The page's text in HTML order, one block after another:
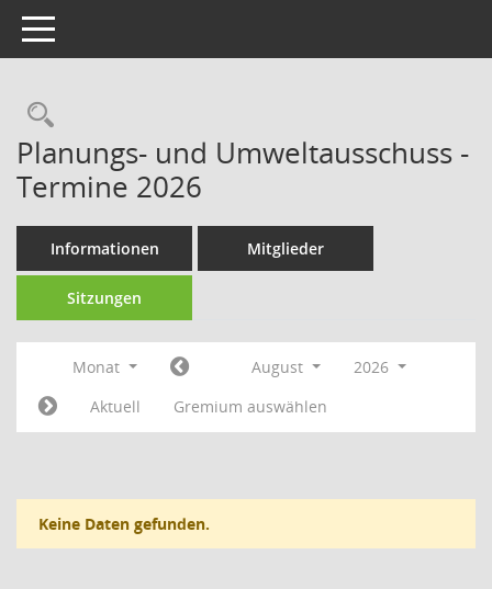
Toggle navigation
Rechercheauswahl
Planungs- und Umweltausschuss -
Termine 2026
Informationen Mitglieder
Sitzungen
Monat August
2026
Aktuell
Gremium auswählen
Keine Daten gefunden.